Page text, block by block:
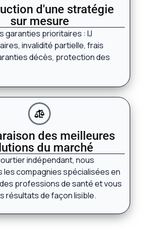
d'une stratégie
sur mesure
garanties prioritaires : IJ
invalidité partielle, frais
décès, protection des
des meilleures
du marché
indépendant, nous
compagnies spécialisées en
professions de santé et vous
résultats de façon lisible.